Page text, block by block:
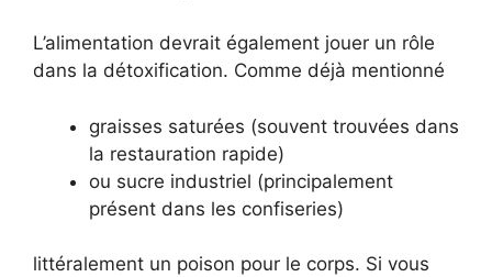
L’alimentation devrait également jouer un rôle
dans la détoxification. Comme déjà mentionné
graisses saturées (souvent trouvées dans
la restauration rapide)
ou sucre industriel (principalement
présent dans les confiseries)
littéralement un poison pour le corps. Si vous